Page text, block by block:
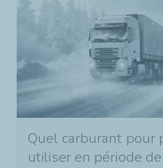
Quel carburant pour
utiliser en période